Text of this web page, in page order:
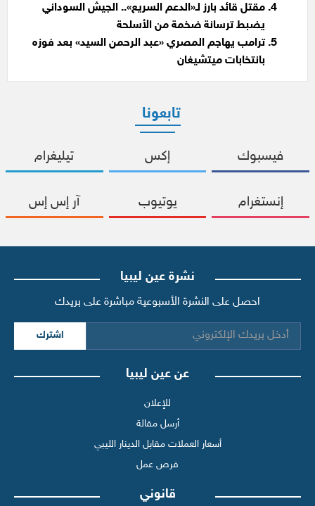
مقتل قائد بارز لـ«الدعم السريع».. الجيش السوداني
يضبط ترسانة ضخمة من الأسلحة
ترامب يهاجم المصري «عبد الرحمن السيد» بعد فوزه
بانتخابات ميتشيغان
تابعونا
فيسبوك إكس تيليغرام
إنستغرام يوتيوب آر إس إس
نشرة عين ليبيا
احصل على النشرة الأسبوعية مباشرة على بريدك
اشترك
عن عين ليبيا
للإعلان
أرسل مقالة
أسعار العملات مقابل الدينار الليبي
فرص عمل
قانوني